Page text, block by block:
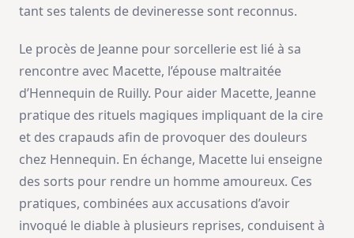
tant ses talents de devineresse sont reconnus.
Le procès de Jeanne pour sorcellerie est lié à sa
rencontre avec Macette, l’épouse maltraitée
d’Hennequin de Ruilly. Pour aider Macette, Jeanne
pratique des rituels magiques impliquant de la cire
et des crapauds afin de provoquer des douleurs
chez Hennequin. En échange, Macette lui enseigne
des sorts pour rendre un homme amoureux. Ces
pratiques, combinées aux accusations d’avoir
invoqué le diable à plusieurs reprises, conduisent à